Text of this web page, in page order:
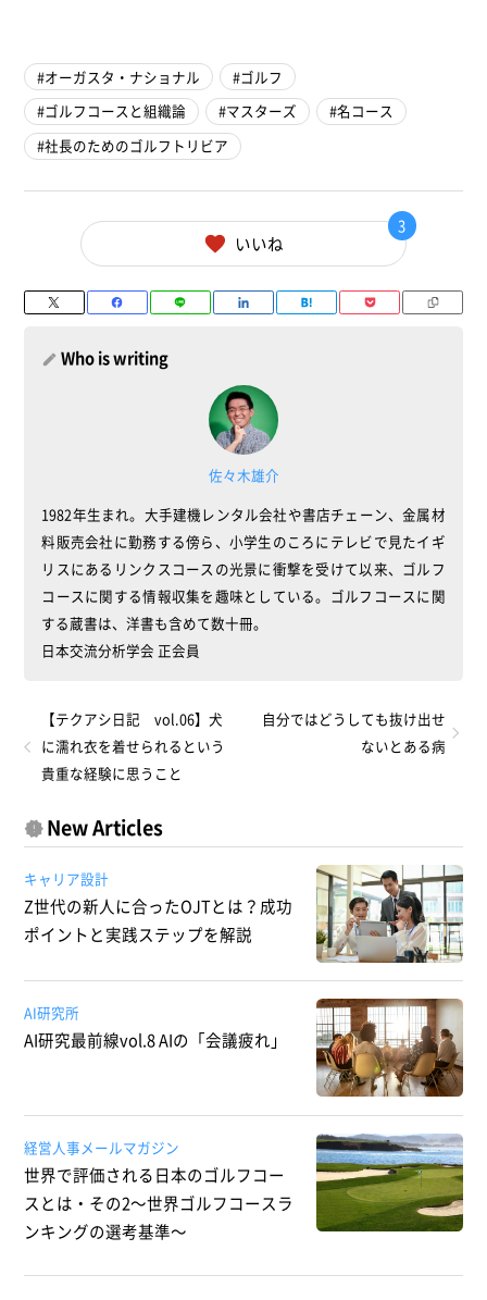
オーガスタ・ナショナル
ゴルフ
ゴルフコースと組織論
マスターズ
名コース
社長のためのゴルフトリビア
いいね
3
Who is writing
佐々木雄介
1982年生まれ。大手建機レンタル会社や書店チェーン、金属材
料販売会社に勤務する傍ら、小学生のころにテレビで見たイギ
リスにあるリンクスコースの光景に衝撃を受けて以来、ゴルフ
コースに関する情報収集を趣味としている。ゴルフコースに関
する蔵書は、洋書も含めて数十冊。
日本交流分析学会 正会員
自分ではどうしても抜け出せ
ないとある病
【テクアシ日記 vol.06】犬
に濡れ衣を着せられるという
貴重な経験に思うこと
New Articles
キャリア設計
Z世代の新人に合ったOJTとは？成功
ポイントと実践ステップを解説
AI研究所
AI研究最前線vol.8 AIの「会議疲れ」
経営人事メールマガジン
世界で評価される日本のゴルフコー
スとは・その2～世界ゴルフコースラ
ンキングの選考基準～